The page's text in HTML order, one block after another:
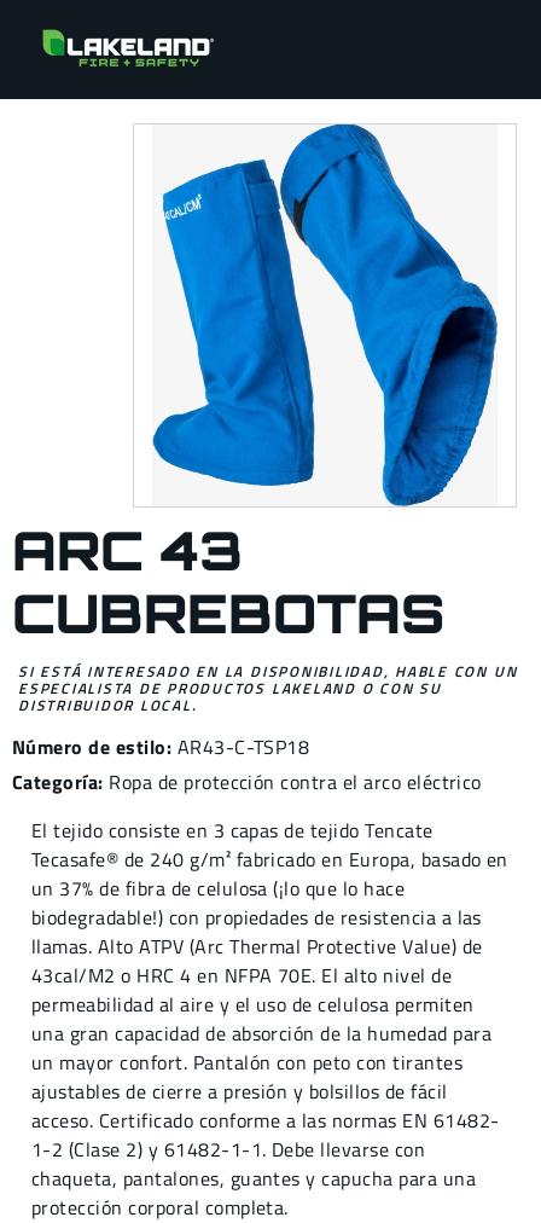
ARC 43
CUBREBOTAS
SI ESTÁ INTERESADO EN LA DISPONIBILIDAD, HABLE CON UN
ESPECIALISTA DE PRODUCTOS LAKELAND O CON SU
DISTRIBUIDOR LOCAL.
Número de estilo: AR43-C-TSP18
Categoría: Ropa de protección contra el arco eléctrico
El tejido consiste en 3 capas de tejido Tencate
Tecasafe® de 240 g/m² fabricado en Europa, basado en
un 37% de fibra de celulosa (¡lo que lo hace
biodegradable!) con propiedades de resistencia a las
llamas. Alto ATPV (Arc Thermal Protective Value) de
43cal/M2 o HRC 4 en NFPA 70E. El alto nivel de
permeabilidad al aire y el uso de celulosa permiten
una gran capacidad de absorción de la humedad para
un mayor confort. Pantalón con peto con tirantes
ajustables de cierre a presión y bolsillos de fácil
acceso. Certificado conforme a las normas EN 61482-
1-2 (Clase 2) y 61482-1-1. Debe llevarse con
chaqueta, pantalones, guantes y capucha para una
protección corporal completa.